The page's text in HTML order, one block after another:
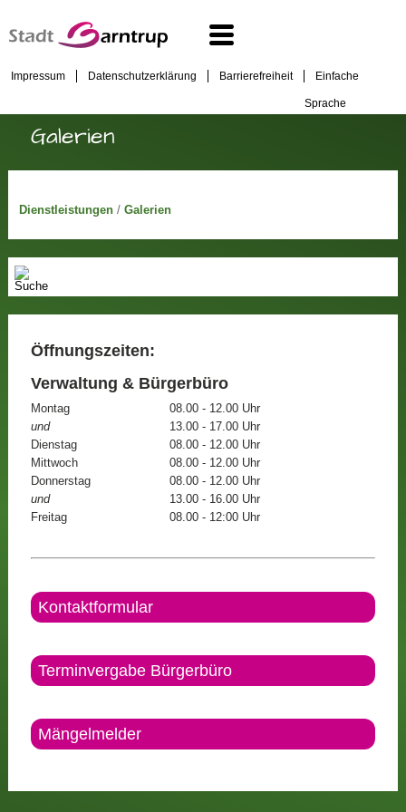
Impressum Datenschutzerklärung Barrierefreiheit Einfache
Sprache
Galerien
Dienstleistungen/ Galerien
Öffnungszeiten:
Verwaltung & Bürgerbüro
Montag
08.00 - 12.00 Uhr
und
13.00 - 17.00 Uhr
Dienstag
08.00 - 12.00 Uhr
Mittwoch
08.00 - 12.00 Uhr
Donnerstag
08.00 - 12.00 Uhr
und
13.00 - 16.00 Uhr
Freitag
08.00 - 12:00 Uhr
Kontaktformular
Terminvergabe Bürgerbüro
Mängelmelder